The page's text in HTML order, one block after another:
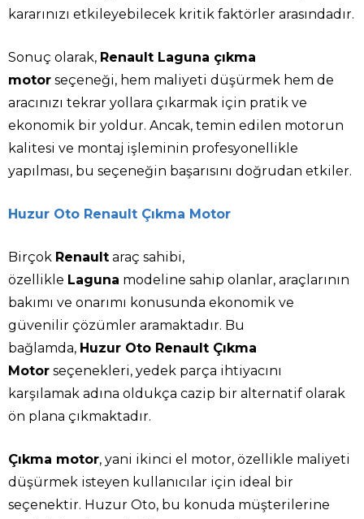
kararınızı etkileyebilecek kritik faktörler arasındadır.
Sonuç olarak, Renault Laguna çıkma
motor seçeneği, hem maliyeti düşürmek hem de
aracınızı tekrar yollara çıkarmak için pratik ve
ekonomik bir yoldur. Ancak, temin edilen motorun
kalitesi ve montaj işleminin profesyonellikle
yapılması, bu seçeneğin başarısını doğrudan etkiler.
Huzur Oto Renault Çıkma Motor
Birçok Renault araç sahibi,
özellikle Laguna modeline sahip olanlar, araçlarının
bakımı ve onarımı konusunda ekonomik ve
güvenilir çözümler aramaktadır. Bu
bağlamda, Huzur Oto Renault Çıkma
Motor seçenekleri, yedek parça ihtiyacını
karşılamak adına oldukça cazip bir alternatif olarak
ön plana çıkmaktadır.
Çıkma motor, yani ikinci el motor, özellikle maliyeti
düşürmek isteyen kullanıcılar için ideal bir
seçenektir. Huzur Oto, bu konuda müşterilerine